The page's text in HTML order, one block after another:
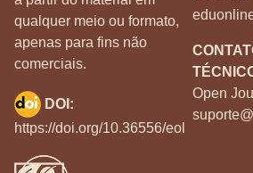
qualquer meio ou formato,
apenas para fins não
comerciais.
Open
DOI:
https://doi.org/10.36556/eol